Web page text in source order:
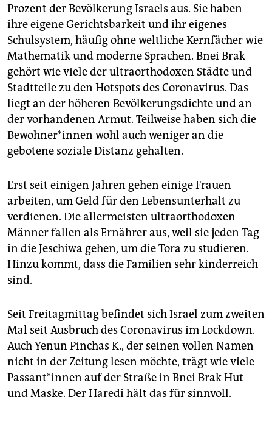
Prozent der Bevölkerung Israels aus. Sie haben
ihre eigene Gerichtsbarkeit und ihr eigenes
Schulsystem, häufig ohne weltliche Kernfächer wie
Mathematik und moderne Sprachen. Bnei Brak
gehört wie viele der ultraorthodoxen Städte und
Stadtteile zu den Hotspots des Coronavirus. Das
liegt an der höheren Bevölkerungsdichte und an
der vorhandenen Armut. Teilweise haben sich die
Bewohner*innen wohl auch weniger an die
gebotene soziale Distanz gehalten.
Erst seit einigen Jahren gehen einige Frauen
arbeiten, um Geld für den Lebensunterhalt zu
verdienen. Die allermeisten ultraorthodoxen
Männer fallen als Ernährer aus, weil sie jeden Tag
in die Jeschiwa gehen, um die Tora zu studieren.
Hinzu kommt, dass die Familien sehr kinderreich
sind.
Seit Freitagmittag befindet sich Israel zum zweiten
Mal seit Ausbruch des Corona­virus im Lockdown.
Auch Yenun Pinchas K., der seinen vollen Namen
nicht in der Zeitung lesen möchte, trägt wie viele
Passant*innen auf der Straße in Bnei Brak Hut
und Maske. Der Haredi hält das für sinnvoll.